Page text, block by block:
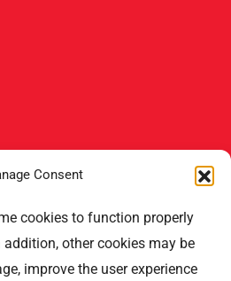
Consent
cookies to function properly
addition, other cookies may be
improve the user experience